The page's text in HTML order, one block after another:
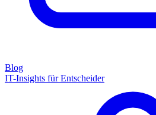
Blog
IT-Insights für Entscheider